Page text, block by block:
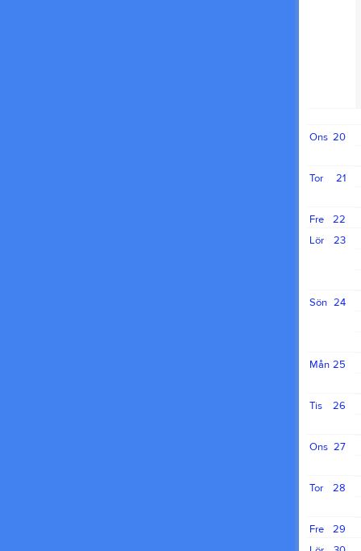
20
Ons
21
Tor
22
Fre
23
Lör
24
Sön
25
Mån
26
Tis
27
Ons
28
Tor
29
Fre